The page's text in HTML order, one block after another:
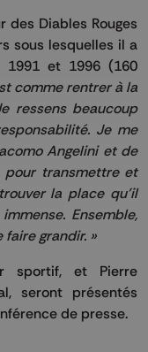
des Diables Rouges
sous lesquelles il a
1991 et 1996 (160
comme rentrer à la
ressens beaucoup
Je me
Angelini et de
pour transmettre et
la place qu’il
Ensemble,
faire grandir. »
sportif, et Pierre
seront présentés
de presse.